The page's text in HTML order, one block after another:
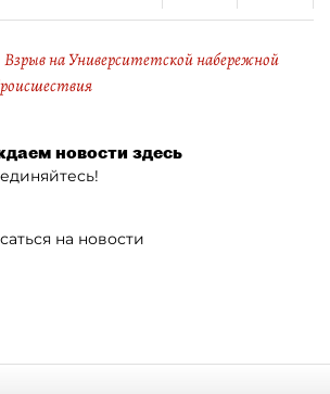
Взрыв на Университетской набережной
новости здесь
на новости